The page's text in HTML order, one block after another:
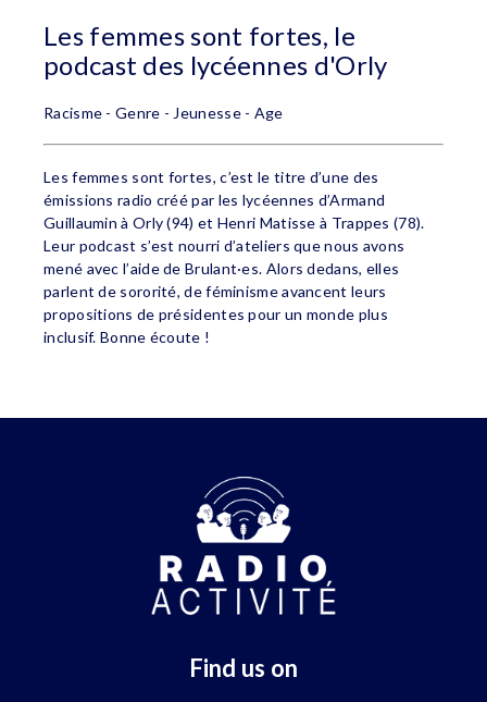
Les femmes sont fortes, le
podcast des lycéennes d'Orly
Racisme - Genre - Jeunesse - Age
Les femmes sont fortes, c’est le titre d’une des
émissions radio créé par les lycéennes d’Armand
Guillaumin à Orly (94) et Henri Matisse à Trappes (78).
Leur podcast s’est nourri d’ateliers que nous avons
mené avec l’aide de Brulant·es. Alors dedans, elles
parlent de sororité, de féminisme avancent leurs
propositions de présidentes pour un monde plus
inclusif. Bonne écoute !
Find us on